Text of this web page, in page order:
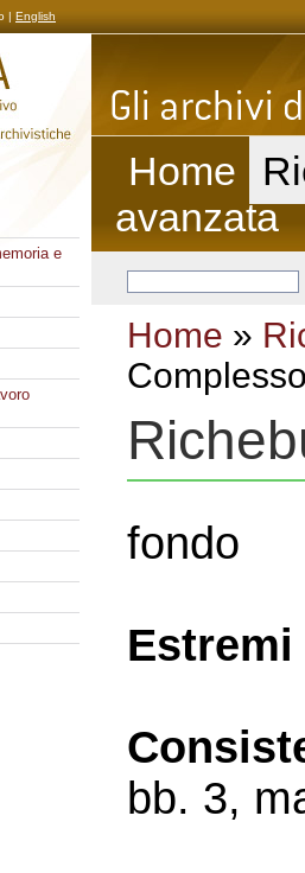
| English
e
Home
avanzata
Home »
fondo
bb. 3,